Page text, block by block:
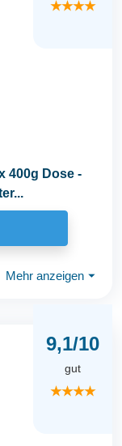
★★★★
400g Dose -
Mehr anzeigen ⏷
9,1/10
gut
★★★★